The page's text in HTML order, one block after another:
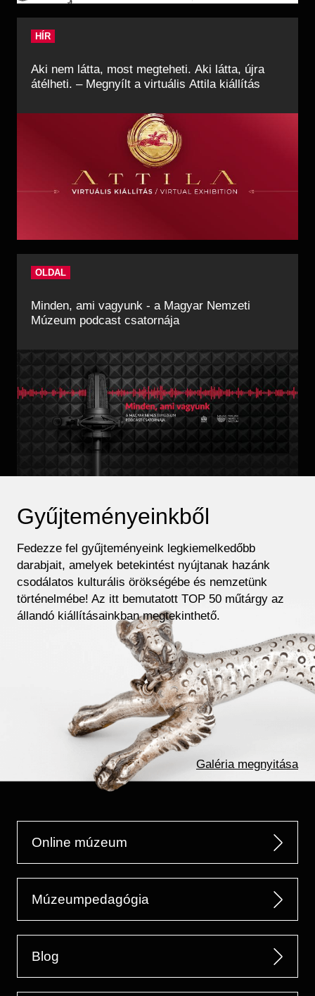
HÍR
Aki nem látta, most megteheti. Aki látta, újra
átélheti. – Megnyílt a virtuális Attila kiállítás
OLDAL
Minden, ami vagyunk - a Magyar Nemzeti
Múzeum podcast csatornája
Gyűjteményeinkből
Fedezze fel gyűjteményeink legkiemelkedőbb
darabjait, amelyek betekintést nyújtanak hazánk
csodálatos kulturális örökségébe és nemzetünk
történelmébe! Az itt bemutatott TOP 50 műtárgy az
állandó kiállításainkban megtekinthető.
Galéria megnyitása
Online múzeum
Múzeumpedagógia
Blog